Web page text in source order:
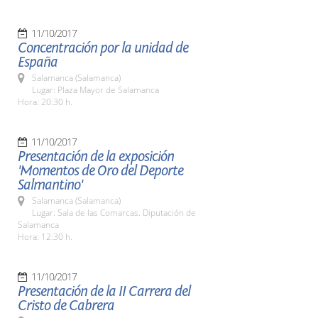
11/10/2017
Concentración por la unidad de
España
Salamanca (Salamanca)
Lugar: Plaza Mayor de Salamanca
Hora: 20:30 h.
11/10/2017
Presentación de la exposición
'Momentos de Oro del Deporte
Salmantino'
Salamanca (Salamanca)
Lugar: Sala de las Comarcas. Diputación de
Salamanca
Hora: 12:30 h.
11/10/2017
Presentación de la II Carrera del
Cristo de Cabrera